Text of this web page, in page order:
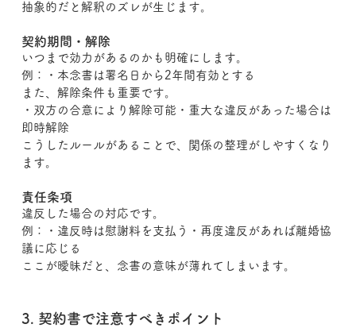
抽象的だと解釈のズレが生じます。
契約期間・解除
いつまで効力があるのかも明確にします。
例：・本念書は署名日から2年間有効とする
また、解除条件も重要です。
・双方の合意により解除可能・重大な違反があった場合は
即時解除
こうしたルールがあることで、関係の整理がしやすくなり
ます。
責任条項
違反した場合の対応です。
例：・違反時は慰謝料を支払う・再度違反があれば離婚協
議に応じる
ここが曖昧だと、念書の意味が薄れてしまいます。
3. 契約書で注意すべきポイント